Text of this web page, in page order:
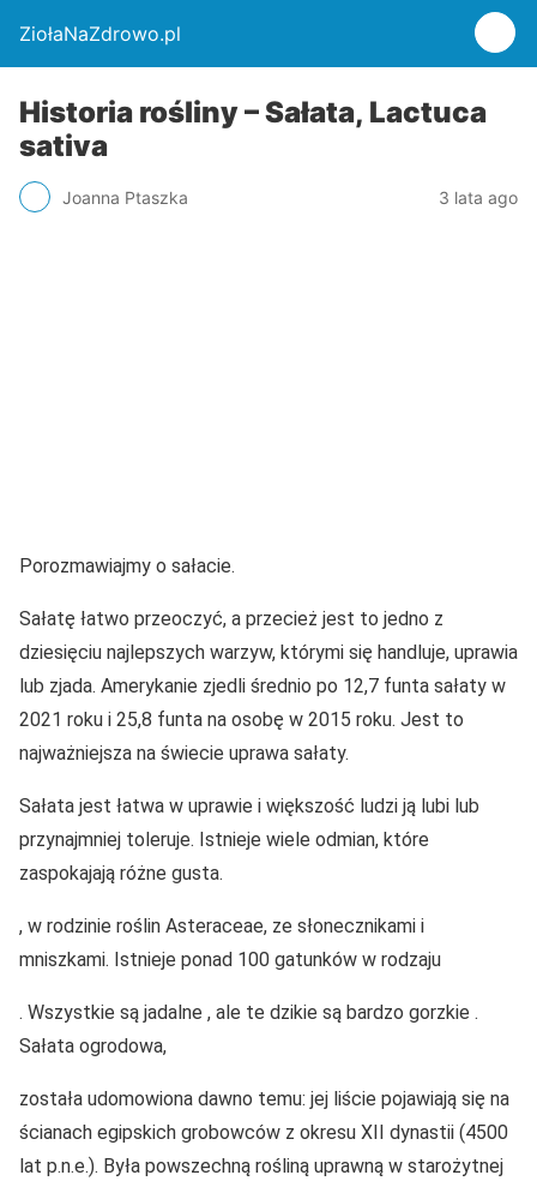
ZiołaNaZdrowo.pl
Historia rośliny – Sałata, Lactuca
sativa
Joanna Ptaszka 3 lata ago
Porozmawiajmy o sałacie.
Sałatę łatwo przeoczyć, a przecież jest to jedno z
dziesięciu najlepszych warzyw, którymi się handluje, uprawia
lub zjada. Amerykanie zjedli średnio po 12,7 funta sałaty w
2021 roku i 25,8 funta na osobę w 2015 roku. Jest to
najważniejsza na świecie uprawa sałaty.
Sałata jest łatwa w uprawie i większość ludzi ją lubi lub
przynajmniej toleruje. Istnieje wiele odmian, które
zaspokajają różne gusta.
, w rodzinie roślin Asteraceae, ze słonecznikami i
mniszkami. Istnieje ponad 100 gatunków w rodzaju
. Wszystkie są jadalne , ale te dzikie są bardzo gorzkie .
Sałata ogrodowa,
została udomowiona dawno temu: jej liście pojawiają się na
ścianach egipskich grobowców z okresu XII dynastii (4500
lat p.n.e.). Była powszechną rośliną uprawną w starożytnej